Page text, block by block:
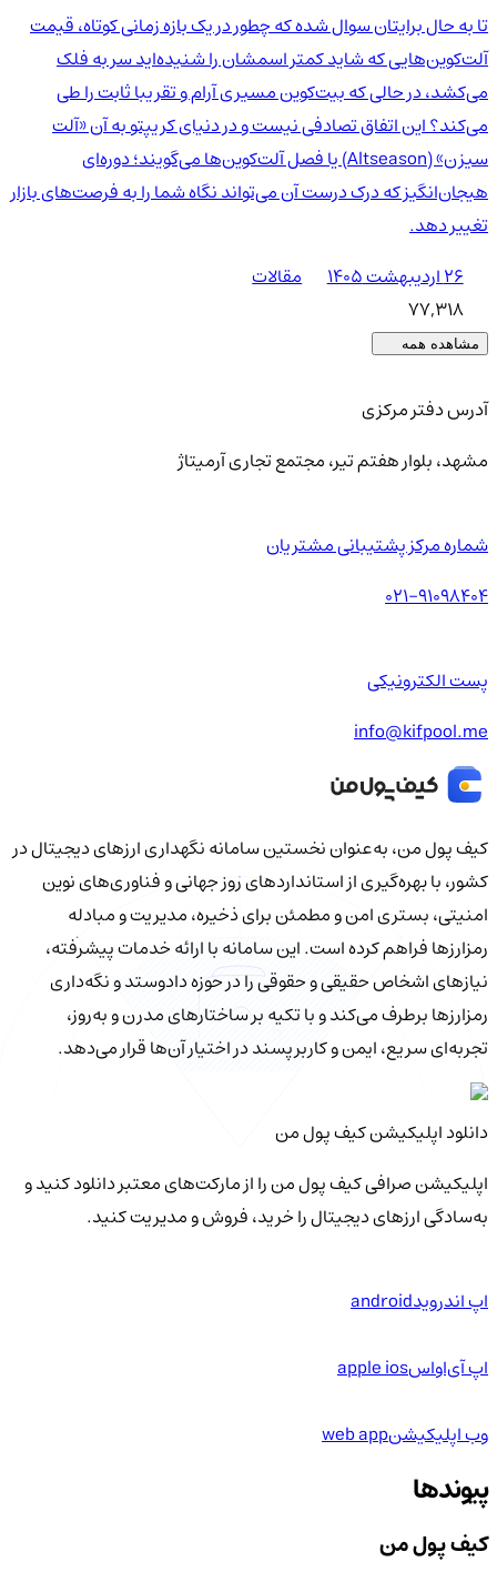
تا به حال برایتان سوال شده که چطور در یک بازه زمانی کوتاه، قیمت
آلت‌کوین‌هایی که شاید کمتر اسمشان را شنیده‌اید سر به فلک
می‌کشد، در حالی که بیت‌کوین مسیری آرام و تقریبا ثابت را طی
می‌کند؟ این اتفاق تصادفی نیست و در دنیای کریپتو به آن «آلت
سیزن» (Altseason) یا فصل آلت‌کوین‌ها می‌گویند؛ دوره‌ای
هیجان‌انگیز که درک درست آن می‌تواند نگاه شما را به فرصت‌های بازار
تغییر دهد.
۲۶ اردیبهشت ۱۴۰۵
مقالات
77,318
مشاهده همه
آدرس دفتر مرکزی
مشهد، بلوار هفتم تیر، مجتمع تجاری آرمیتاژ
شماره مرکز پشتیبانی مشتریان
021-91098404
پست الکترونیکی
info@kifpool.me
کیف‌ پول من، به‌عنوان نخستین سامانه نگهداری ارزهای دیجیتال در
کشور، با بهره‌گیری از استانداردهای روز جهانی و فناوری‌های نوین
امنیتی، بستری امن و مطمئن برای ذخیره، مدیریت و مبادله
رمزارزها فراهم کرده است. این سامانه با ارائه خدمات پیشرفته،
نیازهای اشخاص حقیقی و حقوقی را در حوزه دادوستد و نگه‌داری
رمزارزها برطرف می‌کند و با تکیه بر ساختارهای مدرن و به‌روز،
تجربه‌ای سریع، ایمن و کاربرپسند در اختیار آن‌ها قرار می‌دهد.
دانلود اپلیکیشن کیف‌ پول من
اپلیکیشن صرافی کیف پول من را از مارکت‌های معتبر دانلود کنید و
به‌سادگی ارزهای دیجیتال را خرید، فروش و مدیریت کنید.
اپ اندرویدandroid
اپ آی‌او‌اسapple ios
وب اپلیکیشنweb app
پیوندها
کیف پول من